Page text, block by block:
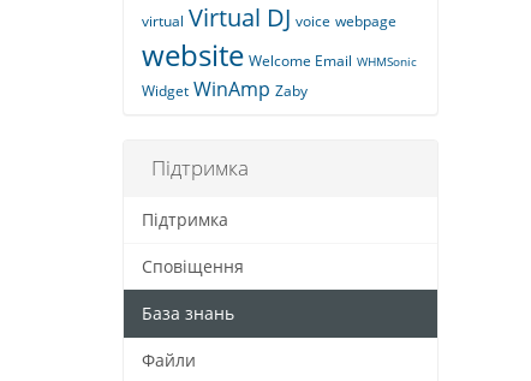
virtual Virtual DJ voice webpage
website Welcome Email WHMSonic
Widget WinAmp Zaby
Підтримка
Підтримка
Сповіщення
База знань
Файли